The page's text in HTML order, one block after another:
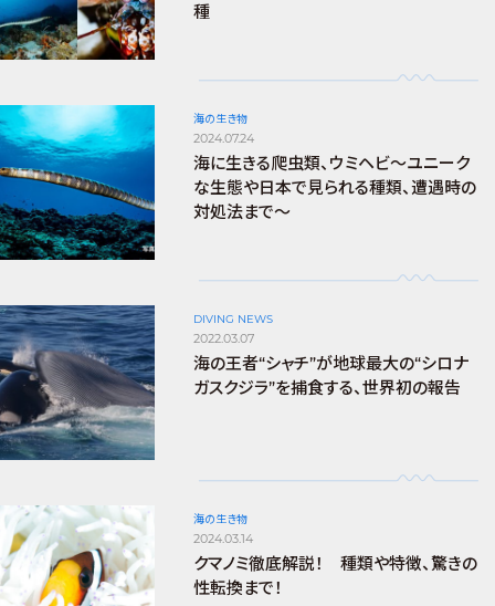
種
海の生き物
2024.07.24
海に生きる爬虫類、ウミヘビ～ユニーク
な生態や日本で見られる種類、遭遇時の
対処法まで～
DIVING NEWS
2022.03.07
海の王者“シャチ”が地球最大の“シロナ
ガスクジラ”を捕食する、世界初の報告
海の生き物
2024.03.14
クマノミ徹底解説！ 種類や特徴、驚きの
性転換まで！